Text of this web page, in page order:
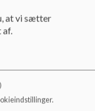
til en stor
årgang – og kor for
at vi sætter
af.